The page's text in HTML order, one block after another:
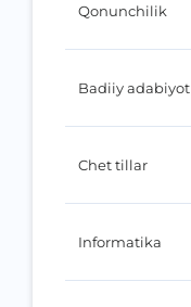
Qonunchilik
Badiiy adabiyot
Chet tillar
Informatika